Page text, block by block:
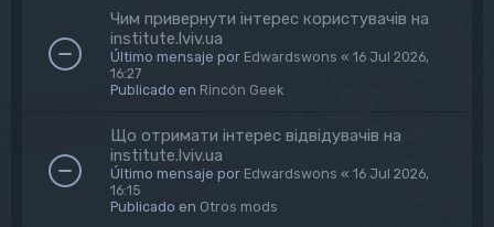
Чим привернути інтерес користувачів на
institute.lviv.ua
Último mensaje por Edwardswons « 16 Jul 2026,
16:27
Publicado en Rincón Geek
Що отримати інтерес відвідувачів на
institute.lviv.ua
Último mensaje por Edwardswons « 16 Jul 2026,
16:15
Publicado en Otros mods